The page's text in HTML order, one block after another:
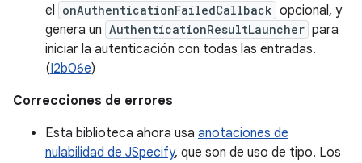
el onAuthenticationFailedCallback opcional, y
genera un AuthenticationResultLauncher para
iniciar la autenticación con todas las entradas.
(I2b06e)
Correcciones de errores
Esta biblioteca ahora usa anotaciones de
nulabilidad de JSpecify, que son de uso de tipo. Los